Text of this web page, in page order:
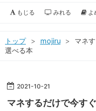
もじる みれる よ
トップ > mojiru >
マネ
選べる本
2021-10-21
マネするだけで今す